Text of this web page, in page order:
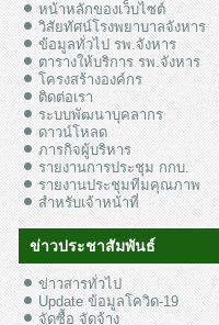
หน้าหลักของเว็บไซต์
วิสัยทัศน์โรงพยาบาลจังหาร
ข้อมูลทั่วไป รพ.จังหาร
ตารางให้บริการ รพ.จังหาร
โครงสร้างองค์กร
ติดต่อเรา
ระบบพัฒนาบุคลากร
ดาวน์โหลด
ภารกิจผู้บริหาร
รายงานการประชุม กกบ.
รายงานประชุมทีมคุณภาพ
สำหรับเจ้าหน้าที่
ข่าวประชาสัมพันธ์
ข่าวสารทั่วไป
Update ข้อมูลโควิด-19
จัดซื้อ จัดจ้าง